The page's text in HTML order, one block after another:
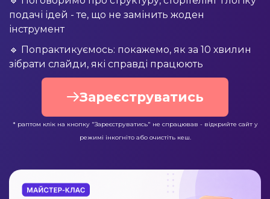
подачі ідей - те, що не замінить жоден
інструмент
🔹 Попрактикуємось: покажемо, як за 10 хвилин
зібрати слайди, які справді працюють
Зареєструватись
* раптом клік на кнопку "Зареєструватись" не спрацював - відкрийте сайт у
режимі інкогніто або очистіть кеш.